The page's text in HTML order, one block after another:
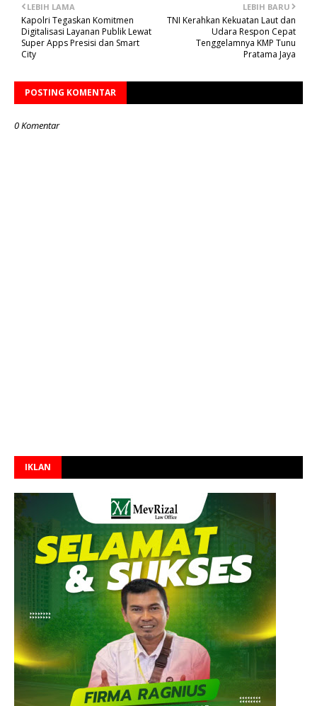
LEBIH BARU
TNI Kerahkan Kekuatan Laut dan
Udara Respon Cepat
Tenggelamnya KMP Tunu
Pratama Jaya
LEBIH LAMA
Kapolri Tegaskan Komitmen
Digitalisasi Layanan Publik Lewat
Super Apps Presisi dan Smart
City
POSTING KOMENTAR
0 Komentar
IKLAN